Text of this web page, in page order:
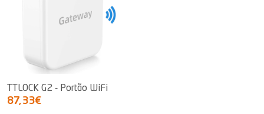
TTLOCK G2 - Portão WiFi
87,33€